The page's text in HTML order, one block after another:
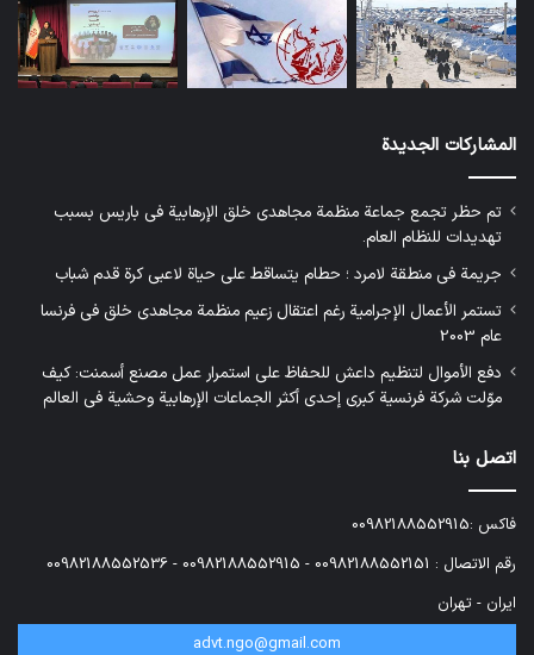
المشاركات الجديدة
تم حظر تجمع جماعة منظمة مجاهدي خلق الإرهابية في باريس بسبب
تهديدات للنظام العام.
جريمة في منطقة لامرد ؛ حطام يتساقط على حياة لاعبي كرة قدم شباب
تستمر الأعمال الإجرامية رغم اعتقال زعيم منظمة مجاهدي خلق في فرنسا
عام 2003
دفع الأموال لتنظيم داعش للحفاظ على استمرار عمل مصنع أسمنت: كيف
موّلت شركة فرنسية كبرى إحدى أكثر الجماعات الإرهابية وحشية في العالم
اتصل بنا
فاكس :00982188552915
رقم الاتصال : 00982188552151 - 00982188552915 - 00982188552536
ایران - تهران
advt.ngo@gmail.com